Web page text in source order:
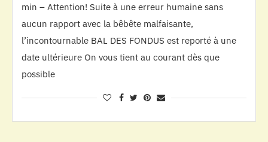
min – Attention! Suite à une erreur humaine sans
aucun rapport avec la bêbête malfaisante,
l’incontournable BAL DES FONDUS est reporté à une
date ultérieure On vous tient au courant dès que
possible